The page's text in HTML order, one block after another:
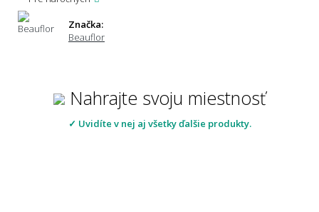
Značka:
Beauflor
Nahrajte svoju miestnosť
✓ Uvidíte v nej aj všetky ďalšie produkty.